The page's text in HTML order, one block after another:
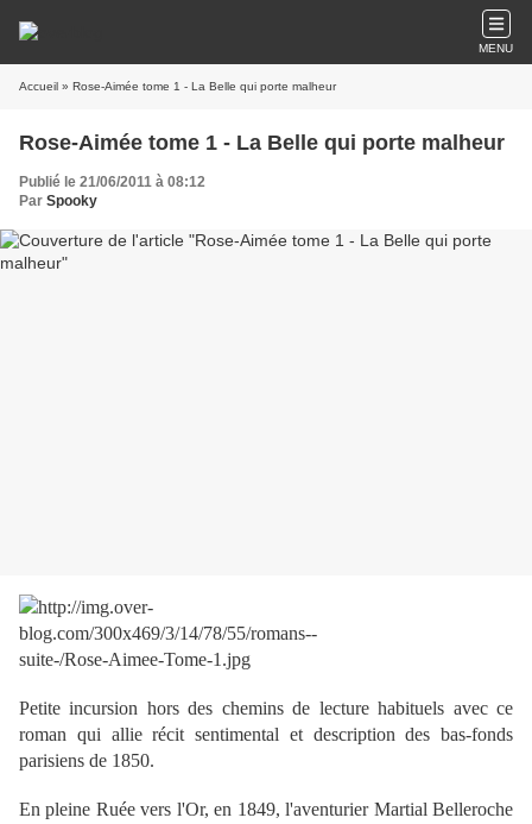
MENU
Accueil » Rose-Aimée tome 1 - La Belle qui porte malheur
Rose-Aimée tome 1 - La Belle qui porte malheur
Publié le 21/06/2011 à 08:12
Par Spooky
Petite incursion hors des chemins de lecture habituels avec ce
roman qui allie récit sentimental et description des bas-fonds
parisiens de 1850.
En pleine Ruée vers l'Or, en 1849, l'aventurier Martial Belleroche